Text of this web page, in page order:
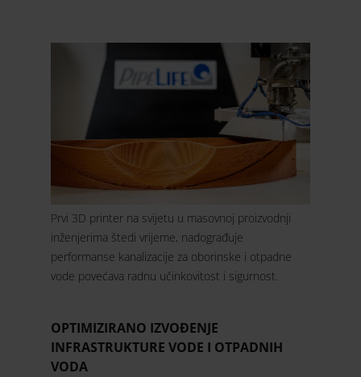
Prvi 3D printer na svijetu u masovnoj proizvodnji
inženjerima štedi vrijeme, nadograđuje
performanse kanalizacije za oborinske i otpadne
vode povećava radnu učinkovitost i sigurnost.
OPTIMIZIRANO IZVOĐENJE
INFRASTRUKTURE VODE I OTPADNIH
VODA